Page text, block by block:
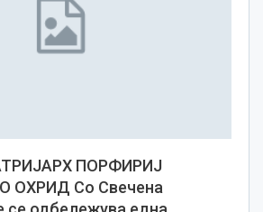
ПОРФИРИЈ
ОХРИД Со Свечена